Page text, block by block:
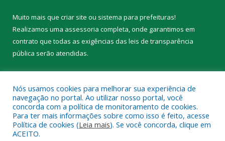
Muito mais que criar site ou sistema para prefeituras!
Realizamos uma assessoria completa, onde garantimos em
contrato que todas as exigências das leis de transparência
pública serão atendidas.
Todos os direitos reservados a Prefeitura Municipal de Trairão.
Nós usamos cookies para melhorar sua experiência de
navegação no portal. Ao utilizar nosso portal, você
concorda com a política de monitoramento de cookies.
Para ter mais informações sobre como isso é feito, acesse
Política de cookies (Leia mais). Se você concorda, clique em
ACEITO.